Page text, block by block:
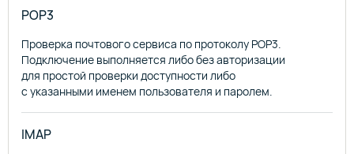
POP3
Проверка почтового сервиса по протоколу POP3.
Подключение выполняется либо без авторизации
для простой проверки доступности либо
с указанными именем пользователя и паролем.
IMAP